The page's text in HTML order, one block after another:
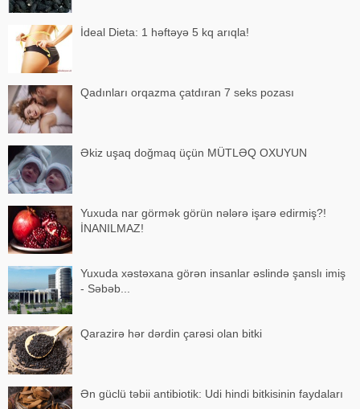
İdeal Dieta: 1 həftəyə 5 kq arıqla!
Qadınları orqazma çatdıran 7 seks pozası
Əkiz uşaq doğmaq üçün MÜTLƏQ OXUYUN
Yuxuda nar görmək görün nələrə işarə edirmiş?!
İNANILMAZ!
Yuxuda xəstəxana görən insanlar əslində şanslı imiş
- Səbəb...
Qarazirə hər dərdin çarəsi olan bitki
Ən güclü təbii antibiotik: Udi hindi bitkisinin faydaları